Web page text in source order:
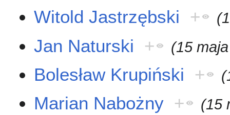
Witold Jastrzębski
+
Jan Naturski + (15
Bolesław Krupiński +
Marian Nabożny + (15